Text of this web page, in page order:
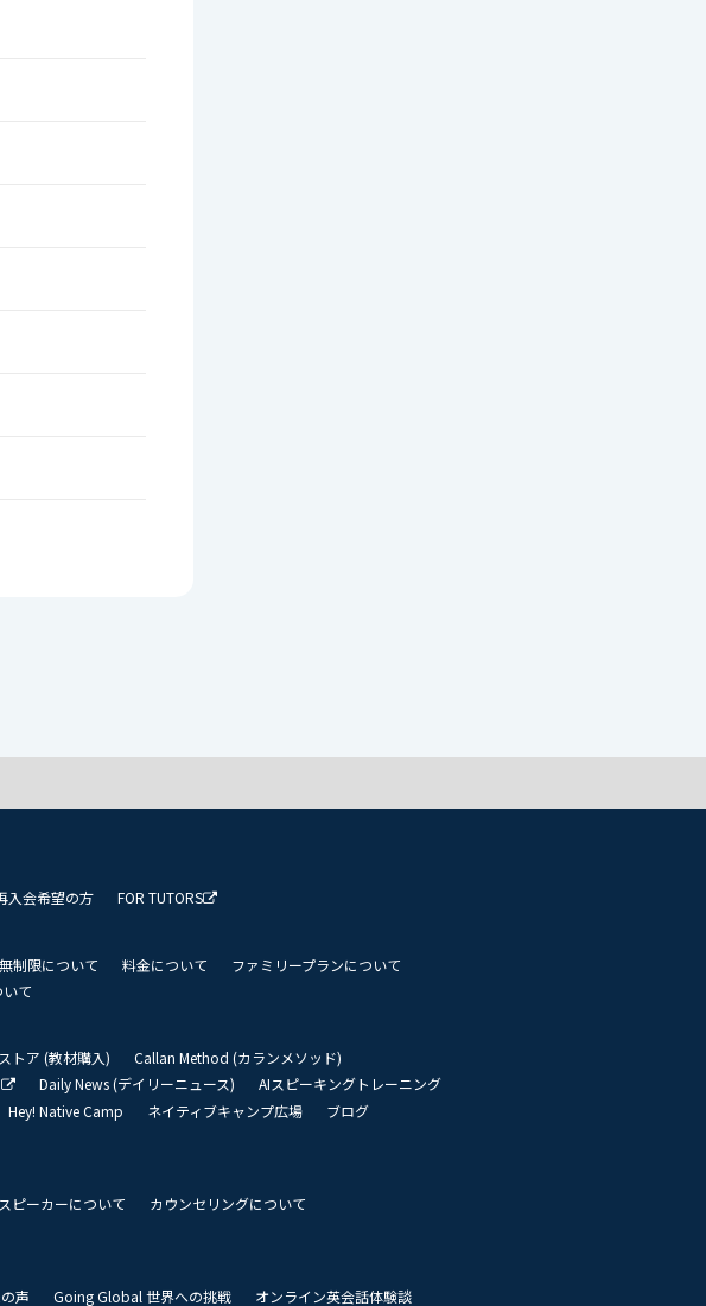
入会希望の方 FOR TUTORS
制限について 料金について
ファミリープランについて
て
トア (教材購入)
Callan Method (カランメソッド)
Daily News (デイリーニュース)
AIスピーキングトレーニング
Hey! Native Camp ネイティブキャンプ広場
ブログ
ピーカーについて
カウンセリングについて
声 Going Global 世界への挑戦 オンライン英会話体験談